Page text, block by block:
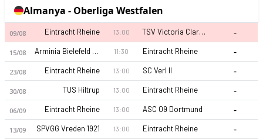
Almanya - Oberliga Westfalen
09/08 Eintracht Rheine 13:00 TSV Victoria Clarholz -
15/08 Arminia Bielefeld (A) 11:30 Eintracht Rheine -
23/08 Eintracht Rheine 13:00 SC Verl II -
30/08 TUS Hiltrup 13:00 Eintracht Rheine -
06/09 Eintracht Rheine 13:00 ASC 09 Dortmund -
13/09 SPVGG Vreden 1921 13:00 Eintracht Rheine -